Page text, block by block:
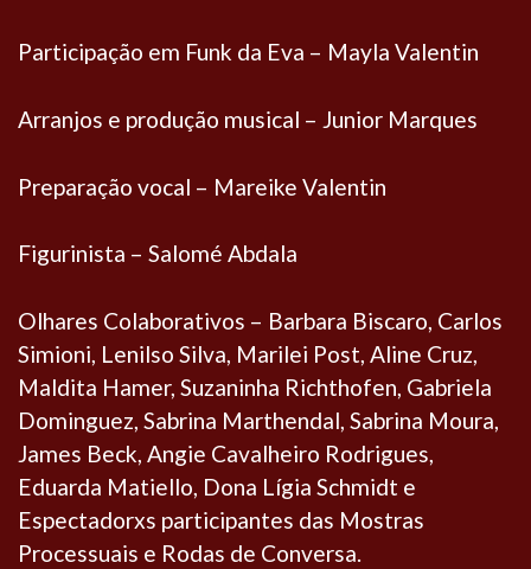
Participação em Funk da Eva – Mayla Valentin
Arranjos e produção musical – Junior Marques
Preparação vocal – Mareike Valentin
Figurinista – Salomé Abdala
Olhares Colaborativos – Barbara Biscaro, Carlos
Simioni, Lenilso Silva, Marilei Post, Aline Cruz,
Maldita Hamer, Suzaninha Richthofen, Gabriela
Dominguez, Sabrina Marthendal, Sabrina Moura,
James Beck, Angie Cavalheiro Rodrigues,
Eduarda Matiello, Dona Lígia Schmidt e
Espectadorxs participantes das Mostras
Processuais e Rodas de Conversa.